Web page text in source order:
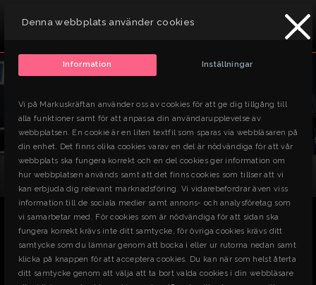
PRODUKTER
Söker du efter något du inte hittar? Ta kontakt med oss så
ARTIKLAR
SÖK
MENY
x
Denna webbplats använder cookies
Information Inställningar
Vi på Markuskräftan använder oss av cookies för att ge dig tillgång till
alla funktioner samt för att anpassa din användarupplevelse av
webbplatsen. En cookie är en liten textfil som sparas via webbläsaren på
din enhet. Det finns olika cookies varav en del är nödvändiga för att vår
webbplats ska fungera korrekt och en del cookies ger information om
hur webbplatsen används samt att det finns cookies som tillser att vi
kan erbjuda dig relevant marknadsföring. Vi vidarebefordrar även viss
information till de sociala medier samt annons- och analysföretag som
vi samarbetar med. För cookies som är nödvändiga för att sidan ska
fungera korrekt krävs inte ditt samtycke, för övriga cookies krävs ditt
samtycke som du lämnar genom att bocka i eller ur rutorna nedan samt
klicka på knappen för att acceptera cookies. Du kan när som helst återta
ditt samtycke genom att välja att ta bort valda cookies i din webbläsare